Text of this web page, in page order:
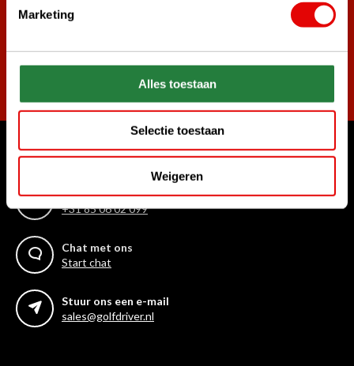
Marketing
Alles toestaan
Selectie toestaan
Weigeren
Abonneer
Bel ons gerust
+31 85 06 02 099
Chat met ons
Start chat
Stuur ons een e-mail
sales@golfdriver.nl